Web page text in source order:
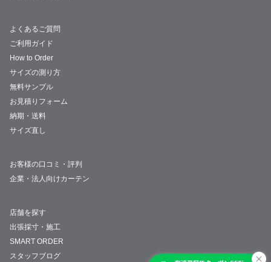
よくあるご質問
ご利用ガイド
How to Order
サイズの測り方
無料サンプル
お見積りフォーム
納期・送料
サイズ直し
お客様の口コミ・評判
企業・法人向けカーテン
店舗を探す
出張採寸・施工
SMART ORDER
スタッフブログ